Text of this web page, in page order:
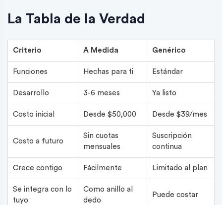
La Tabla de la Verdad
Criterio A Medida Genérico
Funciones Hechas para ti Estándar
Desarrollo 3-6 meses Ya listo
Costo inicial Desde $50,000 Desde $39/mes
Costo a futuro
Sin cuotas
mensuales
Suscripción
continua
Crece contigo Fácilmente Limitado al plan
Se integra con lo
tuyo
Como anillo al
dedo
Puede costar